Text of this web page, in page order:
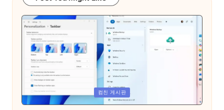
Posted
in
컴친 게시판